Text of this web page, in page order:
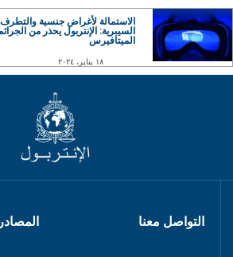
الاستمالة لأغراض جنسية والتطرف
السيبرية: الإنتربول يحذر من
الميتافيرس
١٨ يناير، ٢٠٢٤
التواصل معنا المصادر